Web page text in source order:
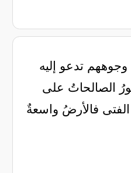
وجوههم تدعو إليه
الصالحاتُ على
فالأرضُ واسعةٌ